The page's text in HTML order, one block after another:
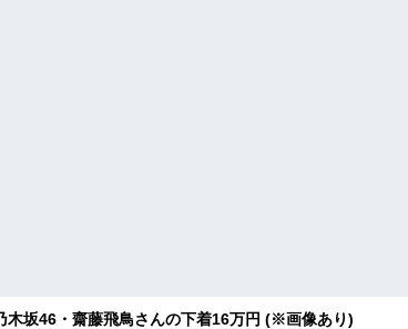
木坂46・齋藤飛鳥さんの下着16万円 (※画像あり)